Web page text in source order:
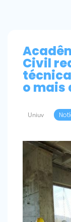
Civil
o mais
Uniuv